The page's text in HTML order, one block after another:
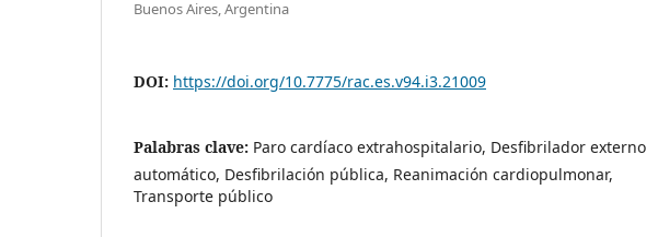
Buenos Aires, Argentina
DOI: https://doi.org/10.7775/rac.es.v94.i3.21009
Palabras clave: Paro cardíaco extrahospitalario, Desfibrilador externo
automático, Desfibrilación pública, Reanimación cardiopulmonar,
Transporte público